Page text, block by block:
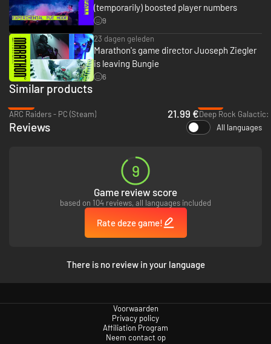
aanpasbare vaardigheden.
Vervaardig talloze builds, van onopvallende indringers tot keiharde
vechtersbazen en ondersteuningsspecialisten.
REKEN OP JE TEAM, VERTROUW OP JEZELF
Stel teams samen van twee of drie spelers of neem ga alleen de
Vorm behoedzame bondgenootschappen die elk moment kunnen
veranderen. Maak een deal met vijandelijke spelers of beschaam
hun vertrouwen voor je eigen gewin.
Speel als Rook, een eenzame plunderaar die niets te verliezen heeft,
behalve wat je onderweg tegenkomt.
(temporarily) boosted player numbers
9
23 dagen geleden
Marathon's game director Juoseph Ziegler
is leaving Bungie
6
Similar products
ARC Raiders - PC (Steam)
21.99 €Deep Rock Galactic:
Reviews All languages
9
Game review score
based on 104 reviews, all languages included
Rate deze game!
There is no review in your language
Voorwaarden
Privacy policy
Affiliation Program
Neem contact op